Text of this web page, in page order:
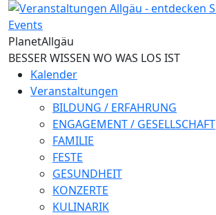
Direkt zum Inhalt
PlanetAllgäu
BESSER WISSEN WO WAS LOS IST
Kalender
Veranstaltungen
BILDUNG / ERFAHRUNG
ENGAGEMENT / GESELLSCHAFT
FAMILIE
FESTE
GESUNDHEIT
KONZERTE
KULINARIK